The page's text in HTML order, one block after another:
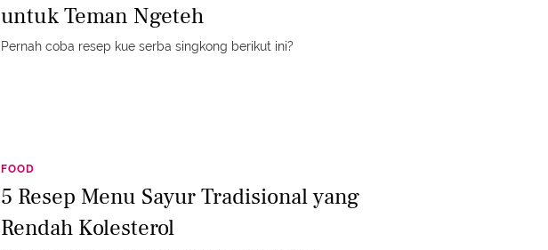
untuk Teman Ngeteh
Pernah coba resep kue serba singkong berikut ini?
FOOD
5 Resep Menu Sayur Tradisional yang
Rendah Kolesterol